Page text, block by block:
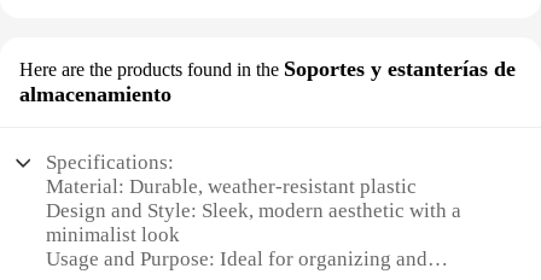
Here are the products found in the Soportes y estanterías de
almacenamiento
Specifications:
Material: Durable, weather-resistant plastic
Design and Style: Sleek, modern aesthetic with a
minimalist look
Usage and Purpose: Ideal for organizing and